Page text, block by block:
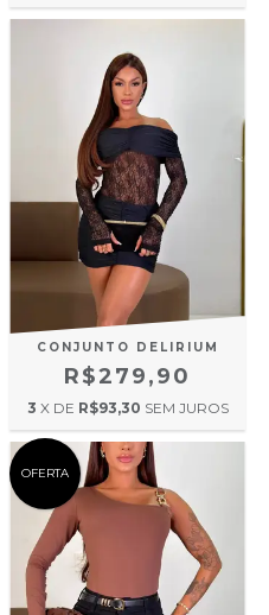
CONJUNTO DELIRIUM
R$279,90
3 X DE R$93,30 SEM JUROS
OFERTA